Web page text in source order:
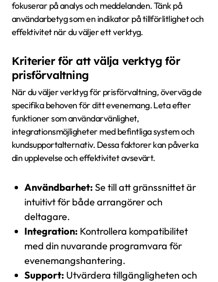
fokuserar på analys och meddelanden. Tänk på
användarbetyg som en indikator på tillförlitlighet och
effektivitet när du väljer ett verktyg.
Kriterier för att välja verktyg för
prisförvaltning
När du väljer verktyg för prisförvaltning, överväg de
specifika behoven för ditt evenemang. Leta efter
funktioner som användarvänlighet,
integrationsmöjligheter med befintliga system och
kundsupportalternativ. Dessa faktorer kan påverka
din upplevelse och effektivitet avsevärt.
Användbarhet: Se till att gränssnittet är
intuitivt för både arrangörer och
deltagare.
Integration: Kontrollera kompatibilitet
med din nuvarande programvara för
evenemangshantering.
Support: Utvärdera tillgängligheten och